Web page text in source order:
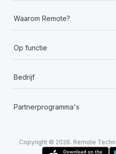
Waarom Remote?
Op functie
Bedrijf
Partnerprogramma's
Copyright © 2026. Remote